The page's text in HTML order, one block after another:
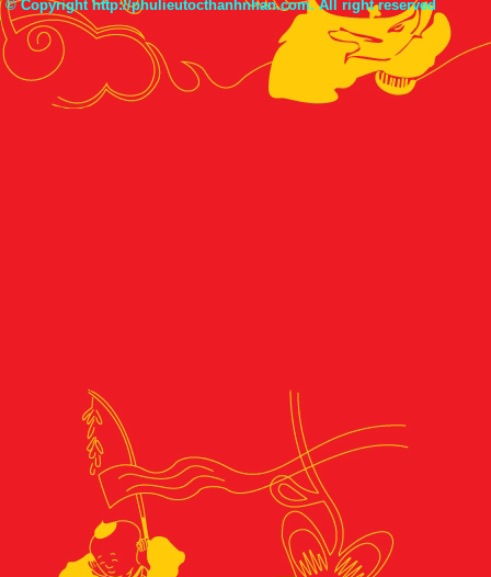
© Copyright http://phulieutocthanhnhan.com. All right reserved